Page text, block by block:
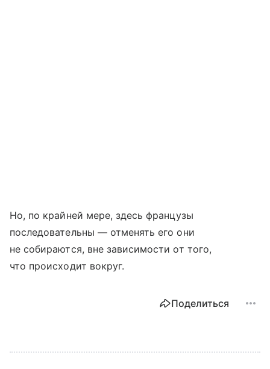
Но, по крайней мере, здесь французы
последовательны — отменять его они
не собираются, вне зависимости от того,
что происходит вокруг.
Поделиться